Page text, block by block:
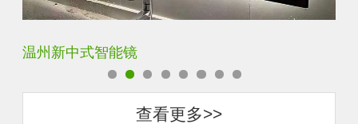
温州新中式智能镜
查看更多>>